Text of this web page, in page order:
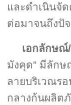
และดำเนินจั
ต่อมาจนถึงปั
เอกลักษ
มังคุด” มีลักษ
ลายบริเวณร
กลางก้นผลิต